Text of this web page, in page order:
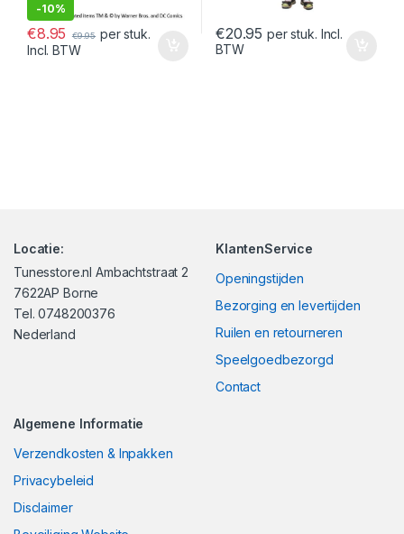
-10%
€8.95 €9.95 per stuk.
Incl. BTW
€20.95 per stuk. Incl.
BTW
Locatie:
Tunesstore.nl Ambachtstraat 2
7622AP Borne
Tel. 0748200376
Nederland
KlantenService
Openingstijden
Bezorging en levertijden
Ruilen en retourneren
Speelgoedbezorgd
Contact
Algemene Informatie
Verzendkosten & Inpakken
Privacybeleid
Disclaimer